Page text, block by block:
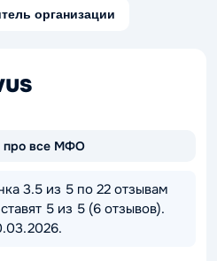
организации
про все МФО
3.5 из 5 по 22 отзывам
5 из 5 (6 отзывов).